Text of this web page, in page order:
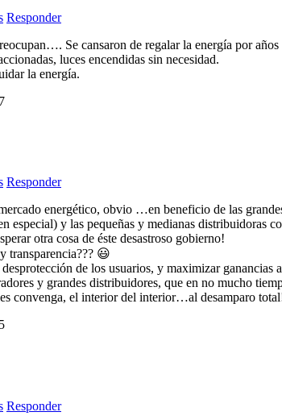
Responder
Se cansaron de regalar la energía por
luces encendidas sin necesidad.
la energía.
7
Responder
energético, obvio …en beneficio de las
especial) y las pequeñas y medianas distribuidoras
otra cosa de éste desastroso gobierno!
transparencia??? 😃
de los usuarios, y maximizar ganancias
y grandes distribuidores, que en no mucho
convenga, el interior del interior…al desamparo
5
Responder